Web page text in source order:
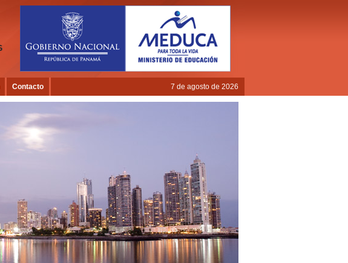
Contacto 7 de agosto de 2026